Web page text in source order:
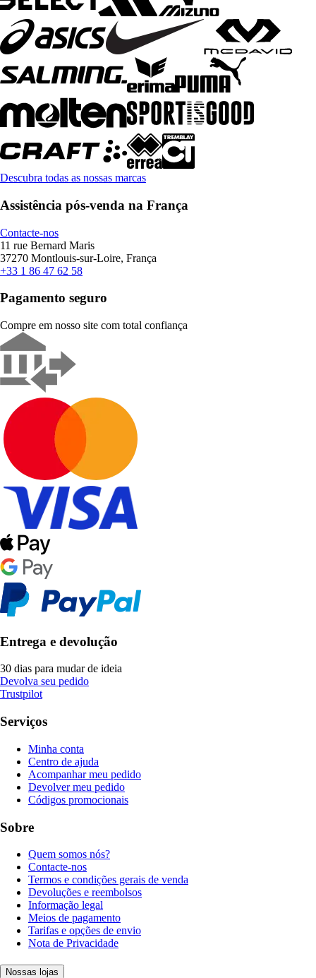
Descubra todas as nossas marcas
Assistência pós-venda na França
Contacte-nos
11 rue Bernard Maris
37270 Montlouis-sur-Loire, França
+33 1 86 47 62 58
Pagamento seguro
Compre em nosso site com total confiança
Entrega e devolução
30 dias para mudar de ideia
Devolva seu pedido
Trustpilot
Serviços
Minha conta
Centro de ajuda
Acompanhar meu pedido
Devolver meu pedido
Códigos promocionais
Sobre
Quem somos nós?
Contacte-nos
Termos e condições gerais de venda
Devoluções e reembolsos
Informação legal
Meios de pagamento
Tarifas e opções de envio
Nota de Privacidade
Nossas lojas